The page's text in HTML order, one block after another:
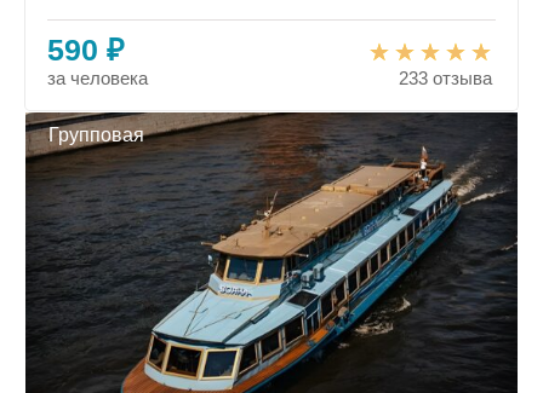
590 ₽
за человека 233 отзыва
Групповая